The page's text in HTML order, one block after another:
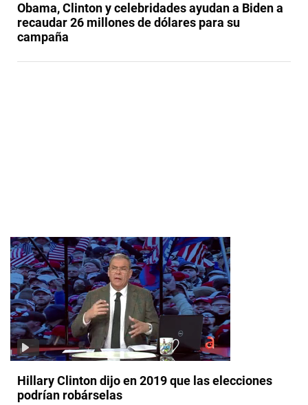
Obama, Clinton y celebridades ayudan a Biden a
recaudar 26 millones de dólares para su
campaña
Hillary Clinton dijo en 2019 que las elecciones
podrían robárselas